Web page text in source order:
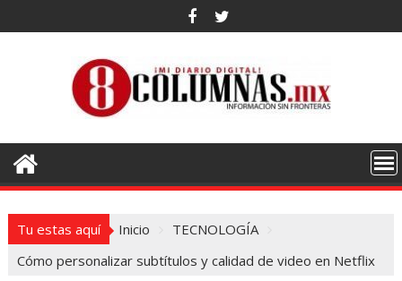
al
Tu estas aquí Inicio
TECNOLOGÍA
Cómo personalizar subtítulos y calidad de video en Netflix